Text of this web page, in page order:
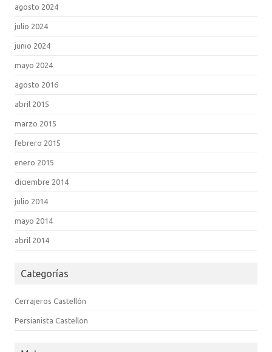
agosto 2024
julio 2024
junio 2024
mayo 2024
agosto 2016
abril 2015
marzo 2015
febrero 2015
enero 2015
diciembre 2014
julio 2014
mayo 2014
abril 2014
Categorías
Cerrajeros Castellón
Persianista Castellon